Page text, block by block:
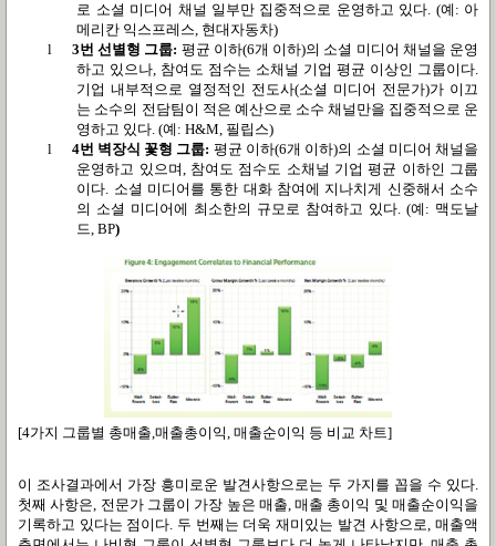
로 소셜 미디어 채널 일부만 집중적으로 운영하고 있다. (예 : 아
메리칸 익스프레스, 현대자동차)
l
3번 선별형 그룹: 평균 이하(6개 이하)의 소셜 미디어 채널을 운영
하고 있으나, 참여도 점수는 소채널 기업 평균 이상인 그룹이다.
기업 내부적으로 열정적인 전도사(소셜 미디어 전문가)가 이끄
는 소수의 전담팀이 적은 예산으로 소수 채널만을 집중적으로 운
영하고 있다. (예 : H&M, 필립스)
l
4번 벽장식 꽃형 그룹: 평균 이하(6개 이하)의 소셜 미디어 채널을
운영하고 있으며, 참여도 점수도 소채널 기업 평균 이하인 그룹
이다. 소셜 미디어를 통한 대화 참여에 지나치게 신중해서 소수
의 소셜 미디어에 최소한의 규모로 참여하고 있다. (예 : 맥도날
드, BP)
[4가지 그룹별 총매출,매출총이익, 매출순이익 등 비교 차트]
이 조사결과에서 가장 흥미로운 발견사항으로는 두 가지를 꼽을 수 있다
첫째 사항은 전문가 그룹이 가장 높은 매출 ,매출 총이익 및 매출순이익을
기록하고 있다는 점이다 두 번째는 더욱 재미있는 발견 사항으로 ,매출액